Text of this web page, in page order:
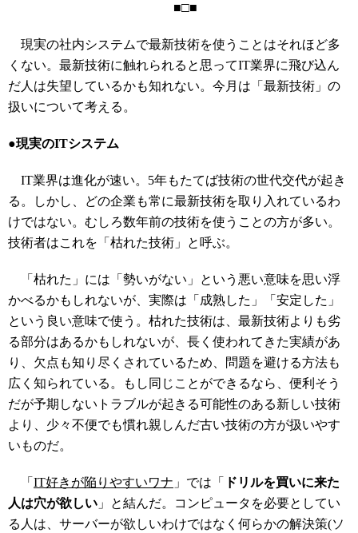
■□■
現実の社内システムで最新技術を使うことはそれほど多
くない。最新技術に触れられると思ってIT業界に飛び込ん
だ人は失望しているかも知れない。今月は「最新技術」の
扱いについて考える。
●現実のITシステム
IT業界は進化が速い。5年もたてば技術の世代交代が起き
る。しかし、どの企業も常に最新技術を取り入れているわ
けではない。むしろ数年前の技術を使うことの方が多い。
技術者はこれを「枯れた技術」と呼ぶ。
「枯れた」には「勢いがない」という悪い意味を思い浮
かべるかもしれないが、実際は「成熟した」「安定した」
という良い意味で使う。枯れた技術は、最新技術よりも劣
る部分はあるかもしれないが、長く使われてきた実績があ
り、欠点も知り尽くされているため、問題を避ける方法も
広く知られている。もし同じことができるなら、便利そう
だが予期しないトラブルが起きる可能性のある新しい技術
より、少々不便でも慣れ親しんだ古い技術の方が扱いやす
いものだ。
「 IT好きが陥りやすいワナ 」では「
ドリルを買いに来た
人は穴が欲しい 」と結んだ。コンピュータを必要としてい
る人は、サーバーが欲しいわけではなく何らかの解決策(ソ